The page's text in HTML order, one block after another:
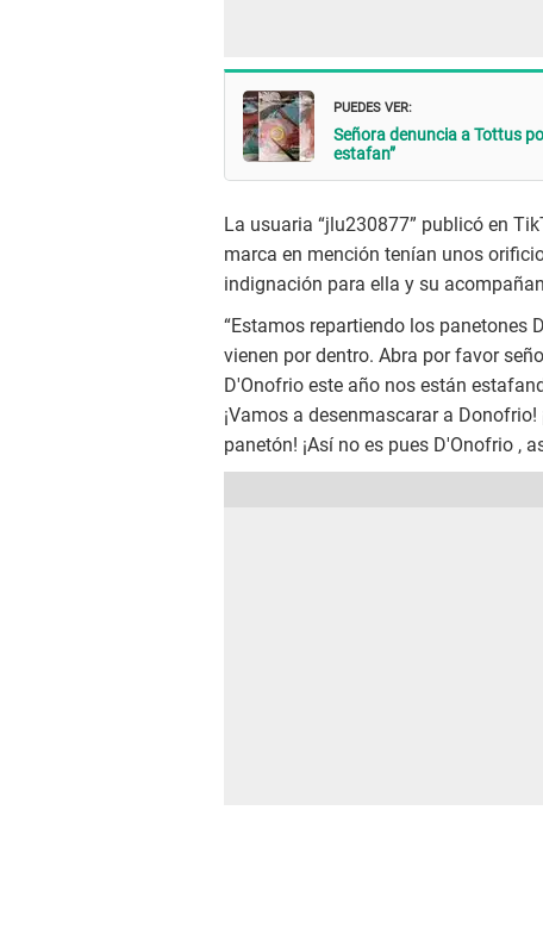
PUEDES VER:
Señora denuncia a Tottus
estafan”
La usuaria “jlu230877” publicó en
marca en mención tenían unos
indignación para ella y su
“Estamos repartiendo los panetones
vienen por dentro. Abra por favor
D'Onofrio este año nos están
¡Vamos a desenmascarar a Donofrio!
panetón! ¡Así no es pues D'Onofrio ,